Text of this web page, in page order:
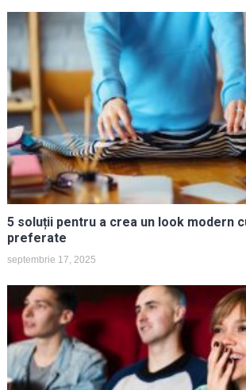
5 soluții pentru a crea un look modern
preferate
septembrie 17, 2025